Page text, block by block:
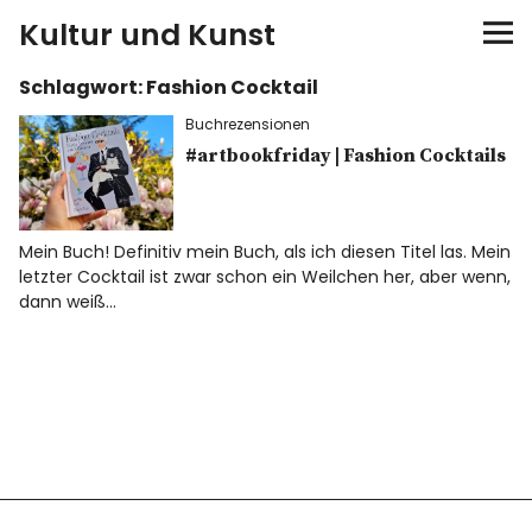
Kultur und Kunst
kultur & kunst
Ausstellungen
Spiele
Konzerte
Schlagwort:Fashion Cocktail
Buchrezensionen
#artbookfriday | Fashion Cocktails
Mein Buch! Definitiv mein Buch, als ich diesen Titel las. Mein
letzter Cocktail ist zwar schon ein Weilchen her, aber wenn,
dann weiß…